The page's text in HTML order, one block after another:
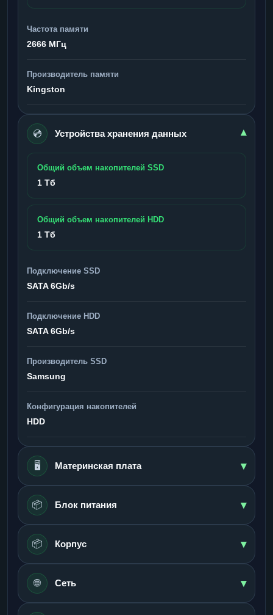
Частота памяти
2666 МГц
Производитель памяти
Kingston
💿 Устройства хранения данных ▾
Общий объем накопителей SSD
1 Тб
Общий объем накопителей HDD
1 Тб
Подключение SSD
SATA 6Gb/s
Подключение HDD
SATA 6Gb/s
Производитель SSD
Samsung
Конфигурация накопителей
HDD
🖥️ Материнская плата ▾
📦 Блок питания ▾
📦 Корпус ▾
🌐 Сеть ▾